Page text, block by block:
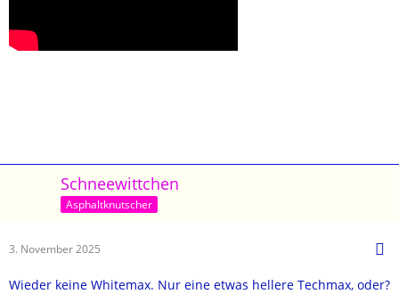
Schneewittchen
Asphaltknutscher
3. November 2025
Wieder keine Whitemax. Nur eine etwas hellere Techmax, oder?